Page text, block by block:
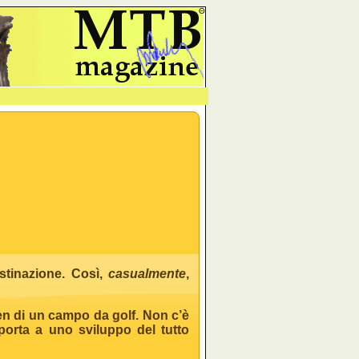
Θ
Così, casualmente,
di un campo da golf. Non c’è
a uno sviluppo del tutto